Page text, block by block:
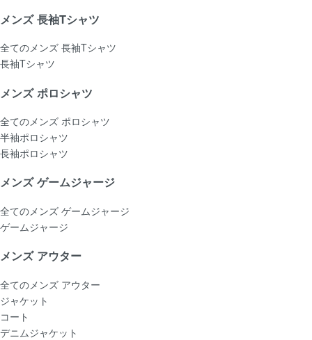
メンズ 長袖Tシャツ
全てのメンズ 長袖Tシャツ
長袖Tシャツ
メンズ ポロシャツ
全てのメンズ ポロシャツ
半袖ポロシャツ
長袖ポロシャツ
メンズ ゲームジャージ
全てのメンズ ゲームジャージ
ゲームジャージ
メンズ アウター
全てのメンズ アウター
ジャケット
コート
デニムジャケット